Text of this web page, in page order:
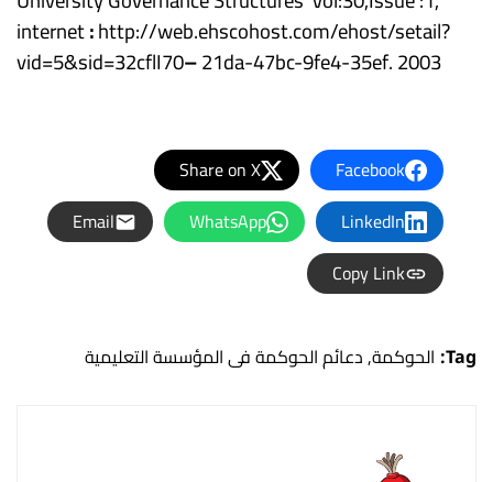
internet:http://web.ehscohost.com/ehost/setail?
vid=5&sid=32cflI70–21da-47bc-9fe4-35ef. 2003
Facebook
Share on X
LinkedIn
WhatsApp
Email
Copy Link
Tag: الحوكمة,دعائم الحوكمة فى المؤسسة التعليمية